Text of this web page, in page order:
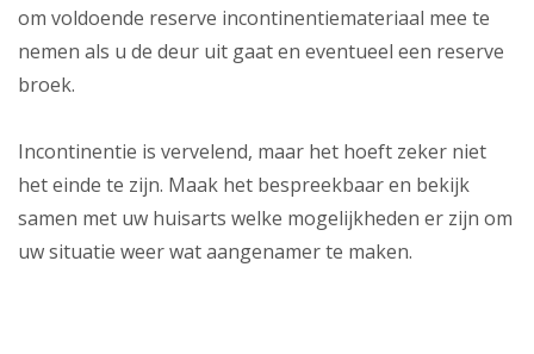
om voldoende reserve incontinentiemateriaal mee te
nemen als u de deur uit gaat en eventueel een reserve
broek.
Incontinentie is vervelend, maar het hoeft zeker niet
het einde te zijn. Maak het bespreekbaar en bekijk
samen met uw huisarts welke mogelijkheden er zijn om
uw situatie weer wat aangenamer te maken.